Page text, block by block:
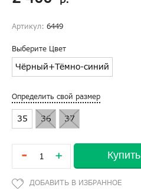
Артикул: 6449
Выберите Цвет
Чёрный+Тёмно-синий
Определить свой размер
35 36 37
- + Купить